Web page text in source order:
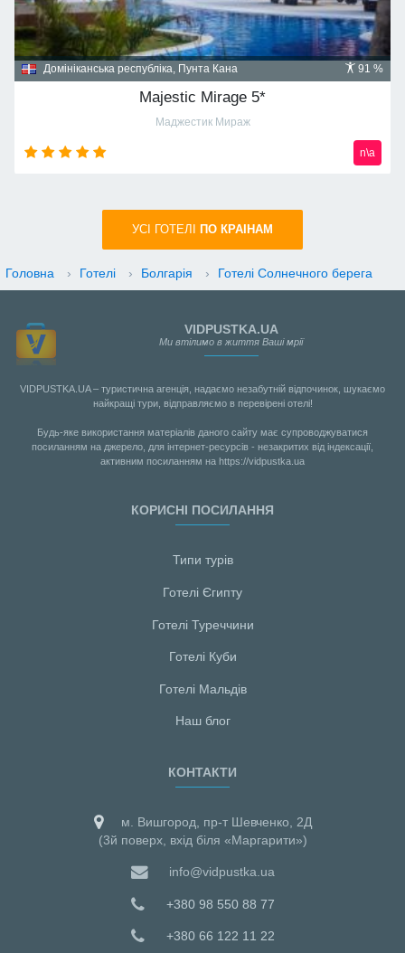
91 %
Домініканська республіка, Пунта Кана
Majestic Mirage 5*
Маджестик Мираж
n\a
УСI ГОТЕЛІ ПО КРАIНАМ
Головна › Готелі › Болгарія › Готелі Солнечного берега
VIDPUSTKA.UA
Ми втілимо в життя Ваші мрії
VIDPUSTKA.UA – туристична агенція, надаємо незабутній відпочинок, шукаємо
найкращі тури, відправляємо в перевірені отелі!
Будь-яке використання матеріалів даного сайту має супроводжуватися
посиланням на джерело, для інтернет-ресурсів - незакритих від індексації,
активним посиланням на https://vidpustka.ua
КОРИСНІ ПОСИЛАННЯ
Типи турів
Готелі Єгипту
Готелі Туреччини
Готелі Куби
Готелі Мальдiв
Наш блог
КОНТАКТИ
м. Вишгород, пр-т Шевченко, 2Д
(3й поверх, вхід біля «Маргарити»)
info@vidpustka.ua
+380 98 550 88 77
+380 66 122 11 22